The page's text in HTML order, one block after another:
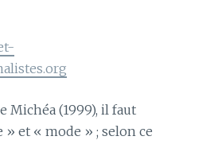
Michéa (1999), il faut
et « mode » ; selon ce